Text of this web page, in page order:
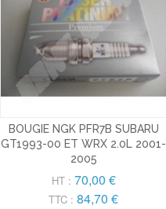
BOUGIE NGK PFR7B SUBARU
GT1993-00 ET WRX 2.0L 2001-
2005
HT : 70,00 €
TTC : 84,70 €